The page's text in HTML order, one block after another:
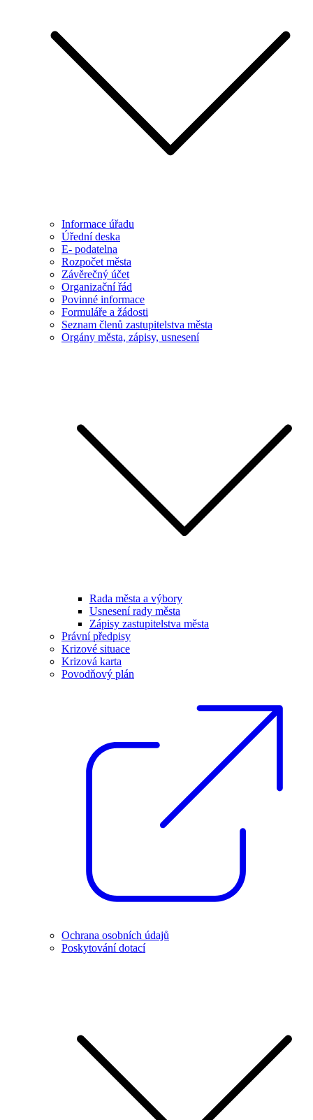
Informace úřadu
Úřední deska
E- podatelna
Rozpočet města
Závěrečný účet
Organizační řád
Povinné informace
Formuláře a žádosti
Seznam členů zastupitelstva města
Orgány města, zápisy, usnesení
Rada města a výbory
Usnesení rady města
Zápisy zastupitelstva města
Právní předpisy
Krizové situace
Krizová karta
Povodňový plán
Ochrana osobních údajů
Poskytování dotací